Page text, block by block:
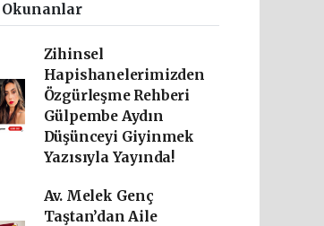
Okunanlar
Zihinsel
Hapishanelerimizden
Özgürleşme Rehberi
Gülpembe Aydın
Düşünceyi Giyinmek
Yazısıyla Yayında!
Av. Melek Genç
Taştan’dan Aile